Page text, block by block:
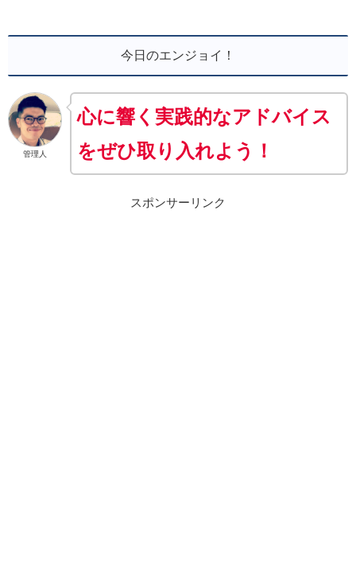
今日のエンジョイ！
管理人
心に響く実践的なアドバイス
をぜひ取り入れよう！
スポンサーリンク